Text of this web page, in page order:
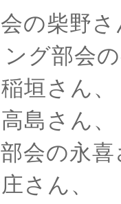
の柴野
グ部会
垣さん、
島さん、
会の永
さん、